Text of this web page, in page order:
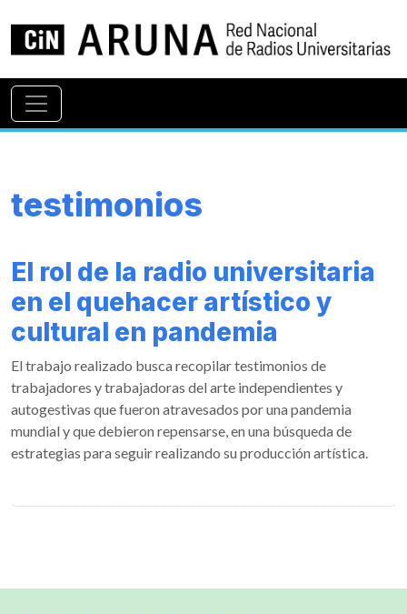
testimonios
El rol de la radio universitaria
en el quehacer artístico y
cultural en pandemia
El trabajo realizado busca recopilar testimonios de
trabajadores y trabajadoras del arte independientes y
autogestivas que fueron atravesados por una pandemia
mundial y que debieron repensarse, en una búsqueda de
estrategias para seguir realizando su producción artística.